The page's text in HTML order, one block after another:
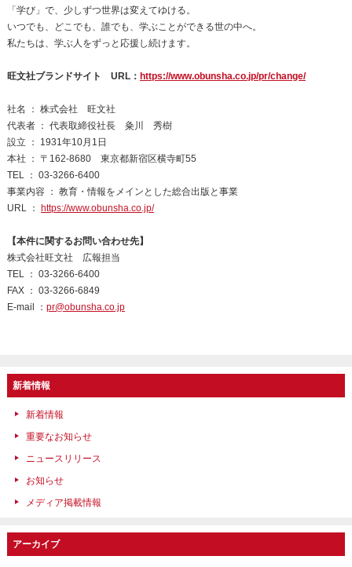
「学び」で、少しずつ世界は変えてゆける。
いつでも、どこでも、誰でも、学ぶことができる世の中へ。
私たちは、学ぶ人をずっと応援し続けます。
旺文社ブランドサイト URL： https://www.obunsha.co.jp/pr/change/
社名 ： 株式会社 旺文社
代表者 ： 代表取締役社長 粂川 秀樹
設立 ： 1931年10月1日
本社 ： 〒162-8680 東京都新宿区横寺町55
TEL ： 03-3266-6400
事業内容 ： 教育・情報をメインとした総合出版と事業
URL ： https://www.obunsha.co.jp/
【本件に関するお問い合わせ先】
株式会社旺文社 広報担当
TEL ： 03-3266-6400
FAX ： 03-3266-6849
E-mail ： pr@obunsha.co.jp
新着情報
新着情報
重要なお知らせ
ニュースリリース
お知らせ
メディア掲載情報
アーカイブ